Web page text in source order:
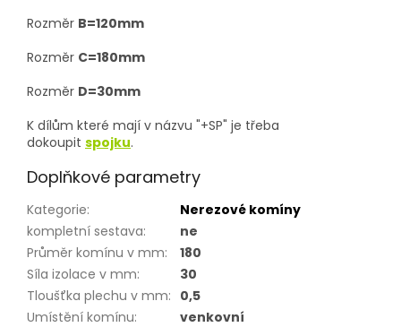
Rozměr B=120mm
Rozměr C=180mm
Rozměr D=30mm
K dílům které mají v názvu "+SP" je třeba
dokoupit spojku.
Doplňkové parametry
Kategorie:
Nerezové komíny
kompletní sestava:
ne
Průměr komínu v mm:
180
Síla izolace v mm:
30
Tloušťka plechu v mm: 0,5
Umístění komínu: venkovní